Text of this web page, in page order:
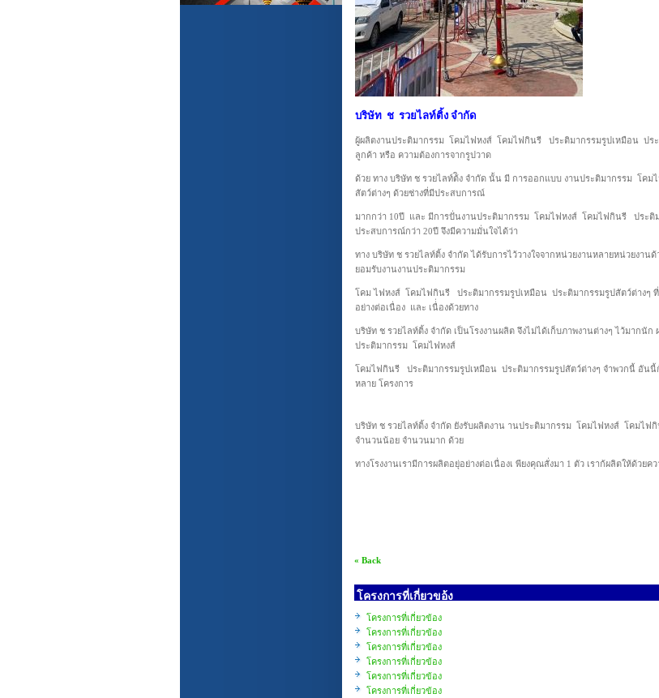
บริษัท ช รวยไลท์ติ้ง จำกัด
ผู้ผลิตงานประติมากรรม โคมไฟหงส์ โคมไฟกินรี ประติมากรรมรูปเหมือน ประ
ลูกค้า หรือ ความต้องการจากรูปวาด
ด้วย ทาง บริษัท ช รวยไลท์ต้ิง จำกัด นั้น มี การออกแบบ งานประติมากรรม โค
สัตว์ต่างๆ ด้วยช่างที่มีประสบการณ์
มากกว่า 10ปี และ มีการปั่นงานประติมากรรม โคมไฟหงส์ โคมไฟกินรี ประติ
ประสบการณ์กว่า 20ปี จึงมีความมั่นใจได้ว่า
ทาง บริษัท ช รวยไลท์ติ้ง จำกัด ได้รับการไว้วางใจจากหน่วยงานหลายหน่วยงาน
ยอมรับงานงานประติมากรรม
โคม ไฟหงส์ โคมไฟกินรี ประติมากรรมรูปเหมือน ประติมากรรมรูปสัตว์ต่างๆ
อย่างต่อเนื่อง และ เนื่่องด้วยทาง
บริษัท ช รวยไลท์ติ้ง จำกัด เป็นโรงงานผลิต จึงไม่ได้เก็บภาพงานต่างๆ ไว้มากนั
ประติมากรรม โคมไฟหงส์
โคมไฟกินรี ประติมากรรมรูปเหมือน ประติมากรรมรูปสัตว์ต่างๆ จำพวกนี้ อันนี้
หลาย โครงการ
บริษัท ช รวยไลท์ติ้ง จำกัด ยังรับผลิตงาน านประติมากรรม โคมไฟหงส์ โคมไ
จำนวนน้อย จำนวนมาก ด้วย
ทางโรงงานเรามีการผลิตอยุ่อย่างต่อเนื่องเ พียงคุณสั่งมา 1 ตัว เราก้ผลิตให้ด้วยค
« Back
โครงการที่เกี่ยวขอ้ง
โครงการที่เกี่ยวข้อง
โครงการที่เกี่ยวข้อง
โครงการที่เกี่ยวข้อง
โครงการที่เกี่ยวข้อง
โครงการที่เกี่ยวข้อง
โครงการที่เกี่ยวข้อง